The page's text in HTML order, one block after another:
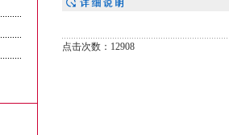
点击次数：12908